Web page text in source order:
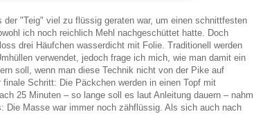
der "Teig" viel zu flüssig geraten war, um einen schnittfesten
ich noch reichlich Mehl nachgeschüttet hatte. Doch
drei Häufchen wasserdicht mit Folie. Traditionell werden
verwendet, jedoch frage ich mich, wie man damit ein
soll, wenn man diese Technik nicht von der Pike auf
Schritt: Die Päckchen werden in einen Topf mit
25 Minuten – so lange soll es laut Anleitung dauern – nahm
Die Masse war immer noch zähflüssig. Als sich auch nach